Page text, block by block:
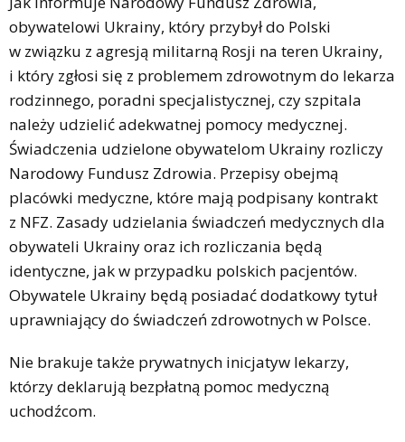
obywatelowi Ukrainy, który przybył do Polski
w związku z agresją militarną Rosji na teren Ukrainy,
i który zgłosi się z problemem zdrowotnym do lekarza
rodzinnego, poradni specjalistycznej, czy szpitala
należy udzielić adekwatnej pomocy medycznej.
Świadczenia udzielone obywatelom Ukrainy rozliczy
Narodowy Fundusz Zdrowia. Przepisy obejmą
placówki medyczne, które mają podpisany kontrakt
z NFZ. Zasady udzielania świadczeń medycznych dla
obywateli Ukrainy oraz ich rozliczania będą
identyczne, jak w przypadku polskich pacjentów.
Obywatele Ukrainy będą posiadać dodatkowy tytuł
uprawniający do świadczeń zdrowotnych w Polsce.
Nie brakuje także prywatnych inicjatyw lekarzy,
którzy deklarują bezpłatną pomoc medyczną
uchodźcom.